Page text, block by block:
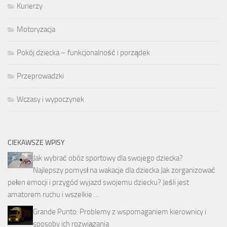
Kurierzy
Motoryzacja
Pokój dziecka – funkcjonalność i porządek
Przeprowadzki
Wczasy i wypoczynek
CIEKAWSZE WPISY
Jak wybrać obóz sportowy dla swojego dziecka?
Najlepszy pomysł na wakacje dla dziecka Jak zorganizować
pełen emocji i przygód wyjazd swojemu dziecku? Jeśli jest
amatorem ruchu i wszelkie …
Grande Punto: Problemy z wspomaganiem kierownicy i
sposoby ich rozwiązania